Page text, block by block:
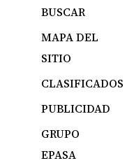
BUSCAR
MAPA DEL
SITIO
CLASIFICADOS
PUBLICIDAD
GRUPO
EPASA